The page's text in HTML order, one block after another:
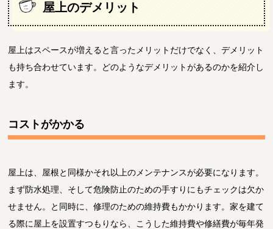
屋上のデメリット
屋上はスペースが増えると言ったメリットだけでなく、デメリット
も持ち合わせています。どのようなデメリットがあるのかを紹介し
ます。
コストがかかる
屋上は、屋根と同様かそれ以上のメンテナンスが必要になります。
まず防水処理、そして危険防止のための手すりにもチェックは欠か
せません。と同時に、修理のための維持費もかかります。家を建て
る際に屋上を設置すつもりなら、こうした維持費や修繕費が毎年発